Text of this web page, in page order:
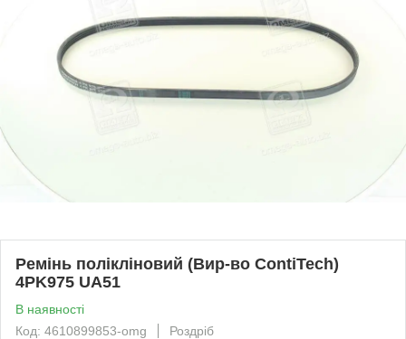
Ремінь полікліновий (Вир-во ContiTech)
4PK975 UA51
В наявності
Код: 4610899853-omg
Роздріб